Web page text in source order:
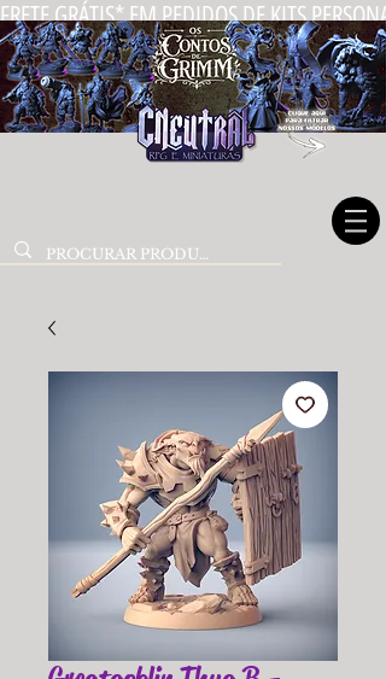
FRETE GRÁTIS* EM PEDIDOS DE KITS